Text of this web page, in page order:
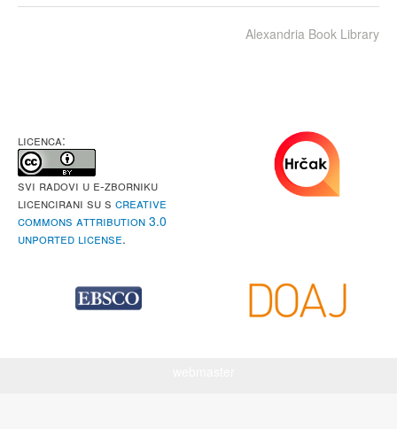
Alexandria Book Library
LICENCA:
Svi radovi u e-Zborniku
licencirani su s Creative
Commons Attribution 3.0
Unported License.